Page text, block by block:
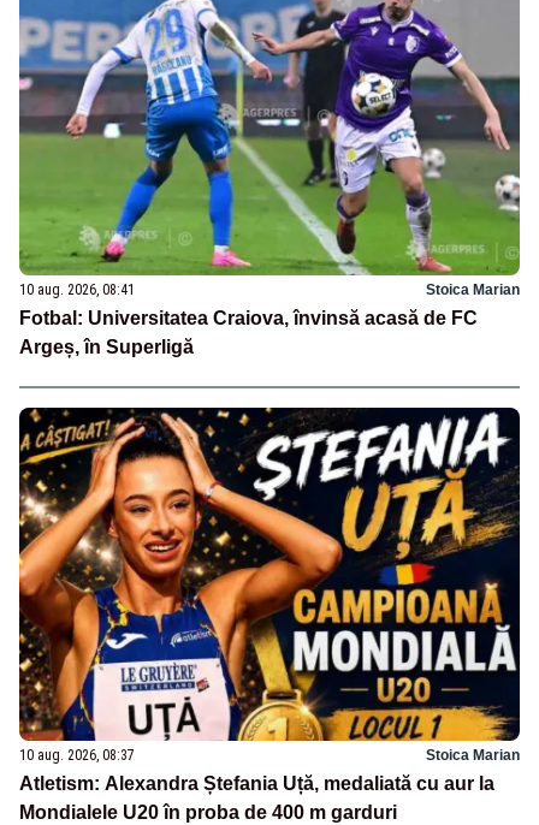
10 aug. 2026, 08:41 Stoica Marian
Fotbal: Universitatea Craiova, învinsă acasă de FC
Argeș, în Superligă
10 aug. 2026, 08:37 Stoica Marian
Atletism: Alexandra Ștefania Uță, medaliată cu aur la
Mondialele U20 în proba de 400 m garduri